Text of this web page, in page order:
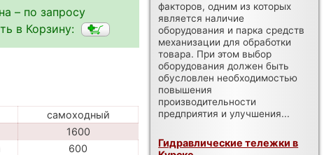
– по запросу
в Корзину:
самоходный
1600
600
факторов, одним из которых
является наличие
оборудования и парка средств
механизации для обработки
товара. При этом выбор
оборудования должен быть
обусловлен необходимостью
повышения
производительности
предприятия и улучшения...
Гидравлические тележки в